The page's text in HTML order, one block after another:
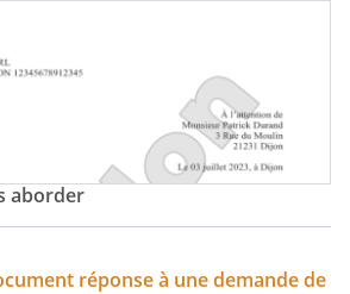
aborder
réponse à une demande de